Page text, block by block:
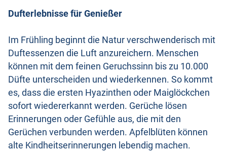
Dufterlebnisse für Genießer
Im Frühling beginnt die Natur verschwenderisch mit
Duftessenzen die Luft anzureichern. Menschen
können mit dem feinen Geruchssinn bis zu 10.000
Düfte unterscheiden und wiederkennen. So kommt
es, dass die ersten Hyazinthen oder Maiglöckchen
sofort wiedererkannt werden. Gerüche lösen
Erinnerungen oder Gefühle aus, die mit den
Gerüchen verbunden werden. Apfelblüten können
alte Kindheitserinnerungen lebendig machen.